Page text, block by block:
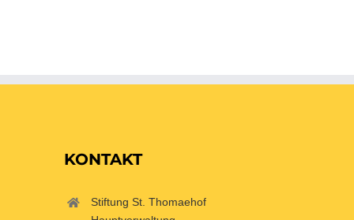
KONTAKT
Stiftung St. Thomaehof